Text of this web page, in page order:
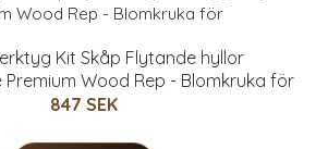
Kit Skåp Flytande hyllor
Wood Rep - Blomkruka för
847 SEK